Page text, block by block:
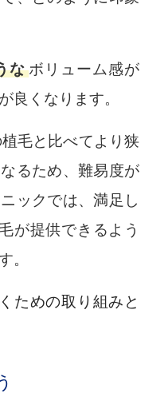
な ボリューム感が
良くなります。
毛と比べてより狭
るため、難易度が
ックでは、満足し
が提供できるよう
。
ための取り組みと